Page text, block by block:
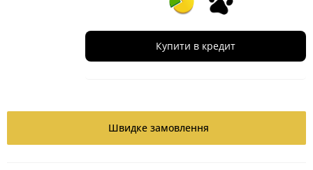
Купити в кредит
Швидке замовлення